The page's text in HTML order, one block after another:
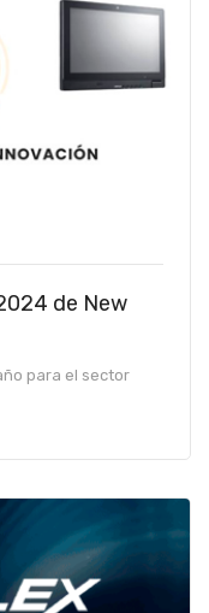
de New
para el sector